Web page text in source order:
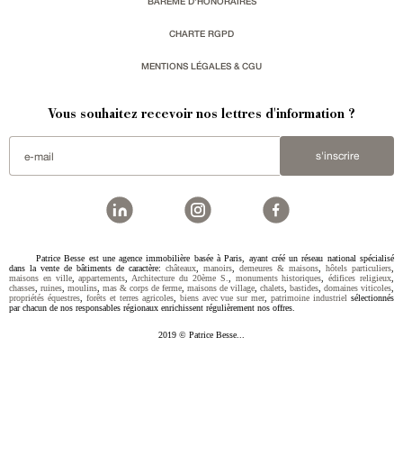
CHARTE RGPD
MENTIONS LÉGALES & CGU
Vous souhaitez recevoir nos lettres d'information ?
s'inscrire
Patrice Besse est une agence immobilière basée à Paris, ayant créé un réseau national spécialisé
dans la vente de bâtiments de caractère: châteaux, manoirs, demeures & maisons, hôtels particuliers,
maisons en ville,appartements,Architecture du 20ème S., monuments historiques,édifices religieux,
chasses, ruines, moulins, mas & corps de ferme, maisons de village, chalets, bastides, domaines viticoles,
propriétés équestres, forêts et terres agricoles, biens avec vue sur mer,patrimoine industriel sélectionnés
par chacun de nos responsables régionaux enrichissent régulièrement nos offres.
2019 © Patrice Besse...